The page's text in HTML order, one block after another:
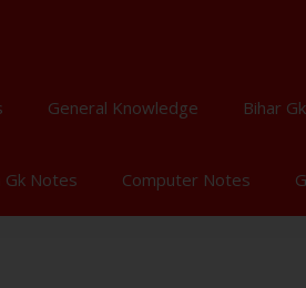
General Knowledge Bihar Gk
Gk Notes Computer Notes